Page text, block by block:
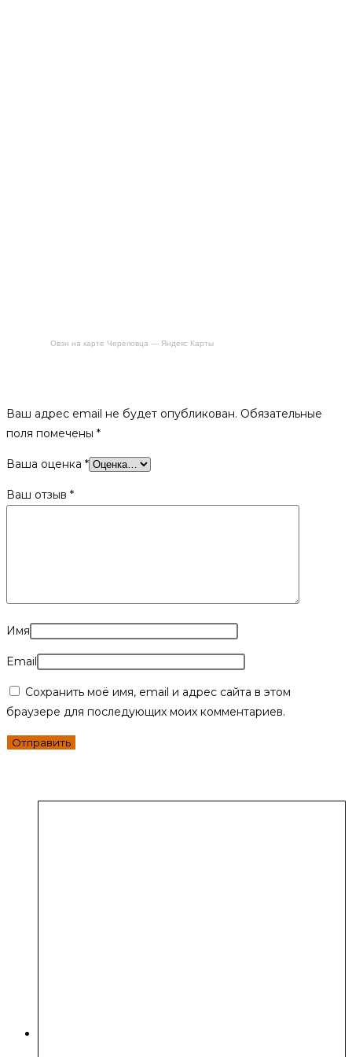
Овэн на карте Череповца — Яндекс Карты
Ваш адрес email не будет опубликован. Обязательные
поля помечены *
Ваша оценка *
Ваш отзыв *
Имя
Email
Сохранить моё имя, email и адрес сайта в этом
браузере для последующих моих комментариев.